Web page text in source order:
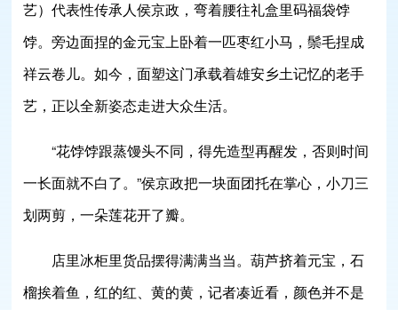
艺）代表性传承人侯京政，弯着腰往礼盒里码福袋饽
饽。旁边面捏的金元宝上卧着一匹枣红小马，鬃毛捏成
祥云卷儿。如今，面塑这门承载着雄安乡土记忆的老手
艺，正以全新姿态走进大众生活。
“花饽饽跟蒸馒头不同，得先造型再醒发，否则时间
一长面就不白了。”侯京政把一块面团托在掌心，小刀三
划两剪，一朵莲花开了瓣。
店里冰柜里货品摆得满满当当。葫芦挤着元宝，石
榴挨着鱼，红的红、黄的黄，记者凑近看，颜色并不是